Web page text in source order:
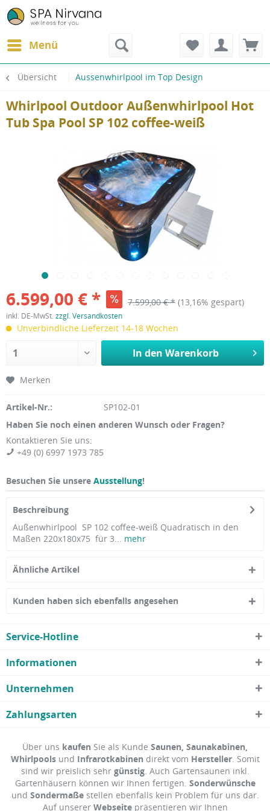
Menü
Übersicht Aussenwhirlpool im Top Design
Whirlpool Outdoor Außenwhirlpool Hot
Tub Spa Pool SP 102 coffee-weiß
6.599,00 € * 7.599,00 € * (13,16% gespart)
inkl. DE-MwSt. zzgl. Versandkosten
Unverbindliche Lieferzeit 14-18 Wochen
In den Warenkorb
Merken
Artikel-Nr.:
SP102-01
Haben Sie noch einen anderen Wunsch oder Fragen?
Kontaktieren Sie uns:
+49 (0) 6997 1973 785
Besuchen Sie unsere Ausstellung!
Beschreibung
Außenwhirlpool SP 102 coffee-weiß Quadratisch in den
Maßen 220x180x75 für 3... mehr
Ähnliche Artikel
Kunden haben sich ebenfalls angesehen
Service-Hotline
Informationen
Unternehmen
Zahlungsarten
Über uns kaufen Sie als Kunde Saunen, Saunakabinen,
Whirlpoolsund Infrarotkabinen direkt vom Hersteller. Somit
sind wir preislich sehr günstig. Auch Gartensaunen inkl.
Gartenhäusern können wir Ihnen fertigen. Sonderwünsche
und Sondermaßestellen ebenfalls kein Problem für uns dar.
Auf unserer Webseitepräsentieren wir Ihnen